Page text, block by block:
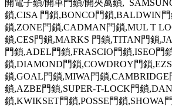
開電子鎖/開車門鎖/開夾萬鎖,
鎖,CISA 門鎖,BONCO門鎖,BALDWIN
鎖,ZONE門鎖,CADMAN門鎖,MUL T
鎖,CES門鎖,MARKS 門鎖,TITAN門鎖
門鎖,ADEL門鎖,FRASCIO門鎖,ISEO門
鎖,DIAMOND門鎖,COWDROY門鎖
鎖,GOAL門鎖,MIWA門鎖,CAMBRIDGE
鎖,AZBE門鎖,SUPER-T-LOCK門鎖
鎖,KWIKSET門鎖,POSSE門鎖,SHOWA